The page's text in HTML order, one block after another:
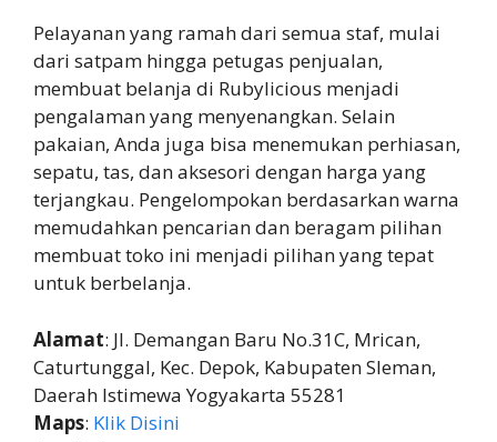
Pelayanan yang ramah dari semua staf, mulai
dari satpam hingga petugas penjualan,
membuat belanja di Rubylicious menjadi
pengalaman yang menyenangkan. Selain
pakaian, Anda juga bisa menemukan perhiasan,
sepatu, tas, dan aksesori dengan harga yang
terjangkau. Pengelompokan berdasarkan warna
memudahkan pencarian dan beragam pilihan
membuat toko ini menjadi pilihan yang tepat
untuk berbelanja.
Alamat: Jl. Demangan Baru No.31C, Mrican,
Caturtunggal, Kec. Depok, Kabupaten Sleman,
Daerah Istimewa Yogyakarta 55281
Maps: Klik Disini